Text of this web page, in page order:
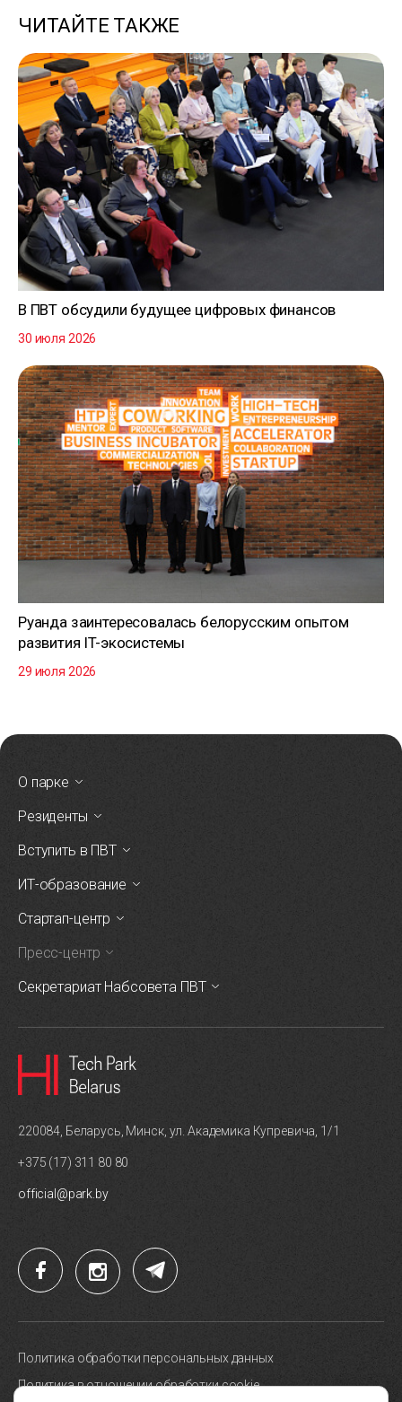
ЧИТАЙТЕ ТАКЖЕ
В ПВТ обсудили будущее цифровых финансов
30 июля 2026
Руанда заинтересовалась белорусским опытом
развития IT-экосистемы
29 июля 2026
О парке
Резиденты
Вступить в ПВТ
ИТ-образование
Стартап-центр
Пресс-центр
Секретариат Набсовета ПВТ
220084, Беларусь, Минск, ул. Академика Купревича, 1/1
+375 (17) 311 80 80
official@park.by
Политика обработки персональных данных
Политика в отношении обработки cookie